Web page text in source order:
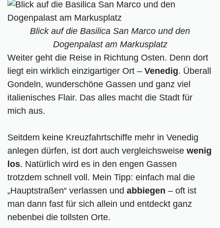
Blick auf die Basilica San Marco und den
Dogenpalast am Markusplatz
Weiter geht die Reise in Richtung Osten. Denn dort
liegt ein wirklich einzigartiger Ort – Venedig. Überall
Gondeln, wunderschöne Gassen und ganz viel
italienisches Flair. Das alles macht die Stadt für
mich aus.
Seitdem keine Kreuzfahrtschiffe mehr in Venedig
anlegen dürfen, ist dort auch vergleichsweise wenig
los. Natürlich wird es in den engen Gassen
trotzdem schnell voll. Mein Tipp: einfach mal die
„Hauptstraßen“ verlassen und abbiegen – oft ist
man dann fast für sich allein und entdeckt ganz
nebenbei die tollsten Orte.